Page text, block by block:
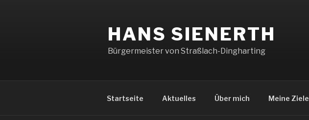
HANS SIENERTH
Bürgermeister von Straßlach-Dingharting
Startseite Aktuelles Über mich Meine Ziele